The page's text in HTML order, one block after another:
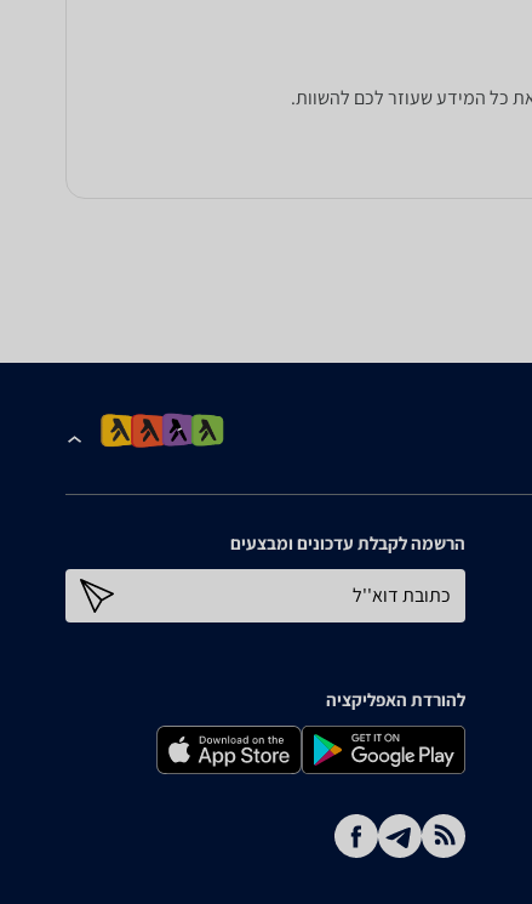
הרשמה לקבלת עדכונים ומבצעים
כתובת דוא''ל
להורדת האפליקציה